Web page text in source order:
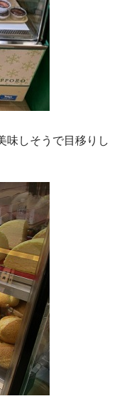
味しそうで目移りし